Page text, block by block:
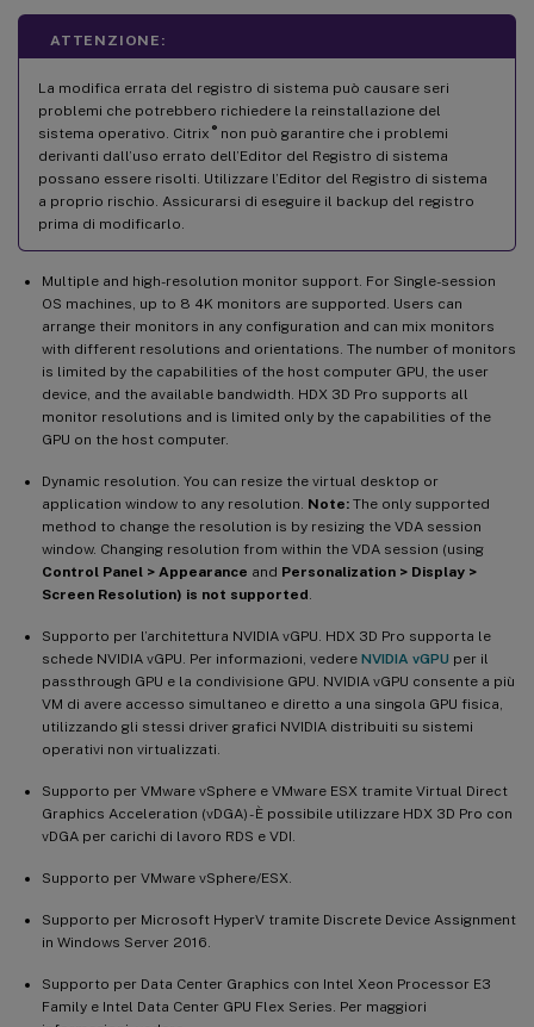
ATTENZIONE:
La modifica errata del registro di sistema può causare seri
problemi che potrebbero richiedere la reinstallazione del
sistema operativo. Citrix ®non può garantire che i problemi
derivanti dall’uso errato dell’Editor del Registro di sistema
possano essere risolti. Utilizzare l’Editor del Registro di sistema
a proprio rischio. Assicurarsi di eseguire il backup del registro
prima di modificarlo.
Multiple and high-resolution monitor support. For Single-session
OS machines, up to 8 4K monitors are supported. Users can
arrange their monitors in any configuration and can mix monitors
with different resolutions and orientations. The number of monitors
is limited by the capabilities of the host computer GPU, the user
device, and the available bandwidth. HDX 3D Pro supports all
monitor resolutions and is limited only by the capabilities of the
GPU on the host computer.
Dynamic resolution. You can resize the virtual desktop or
application window to any resolution. Note: The only supported
method to change the resolution is by resizing the VDA session
window. Changing resolution from within the VDA session (using
Control Panel > Appearance and Personalization > Display >
Screen Resolution) is not supported
Supporto per l’architettura NVIDIA vGPU. HDX 3D Pro supporta le
schede NVIDIA vGPU. Per informazioni, vedere NVIDIA vGPU per il
passthrough GPU e la condivisione GPU. NVIDIA vGPU consente a più
VM di avere accesso simultaneo e diretto a una singola GPU fisica,
utilizzando gli stessi driver grafici NVIDIA distribuiti su sistemi
operativi non virtualizzati.
Supporto per VMware vSphere e VMware ESX tramite Virtual Direct
Graphics Acceleration (vDGA) - È possibile utilizzare HDX 3D Pro con
vDGA per carichi di lavoro RDS e VDI.
Supporto per VMware vSphere/ESX.
Supporto per Microsoft HyperV tramite Discrete Device Assignment
in Windows Server 2016.
Supporto per Data Center Graphics con Intel Xeon Processor E3
Family e Intel Data Center GPU Flex Series. Per maggiori